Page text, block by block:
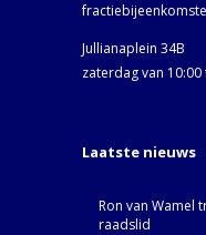
Jullianaplein 34B
zaterdag van
Laatste nieuws
Ron van Wamel
raadslid